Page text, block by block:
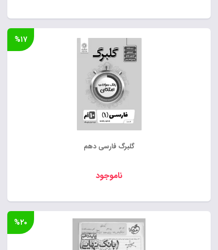
گلبرگ فارسی دهم
ناموجود
%۱۷
%۲۰